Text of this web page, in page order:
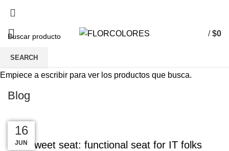
/ $0
Blog
Sweet seat: functional seat for IT folks
23
JUL
23
JUL
23
JUL
23
JUL
16
JUN
SEARCH
Empiece a escribir para ver los productos que busca.